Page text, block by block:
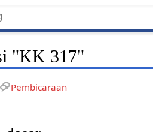
"KK 317"
Pembicaraan